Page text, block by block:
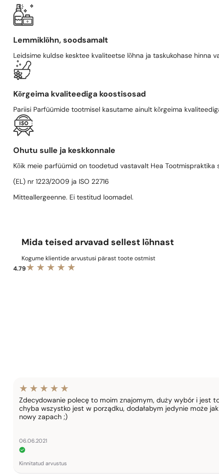
Lemmiklõhn, soodsamalt
Leidsime kuldse kesktee kvaliteetse lõhna ja taskukohase hinna
Kõrgeima kvaliteediga koostisosad
Pariisi Parfüümide tootmisel kasutame ainult kõrgeima
Ohutu sulle ja keskkonnale
Kõik meie parfüümid on toodetud vastavalt Hea Tootmispraktika
(EL) nr 1223/2009 ja ISO 22716
Mitteallergeenne. Ei testitud loomadel.
Mida teised arvavad sellest lõhnast
Kogume klientide arvustusi pärast toote ostmist
4.79
Zdecydowanie polecę to moim znajomym, duży wybór i jest
chyba wszystko jest w porządku, dodałabym jedynie może
nowy zapach ;)
06.06.2021
Kinnitatud arvustus